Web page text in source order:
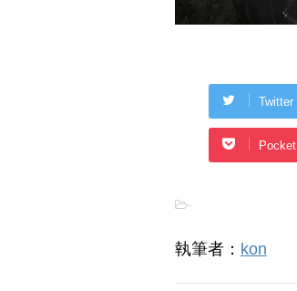
Twitter
Pocket
-
執筆者： kon